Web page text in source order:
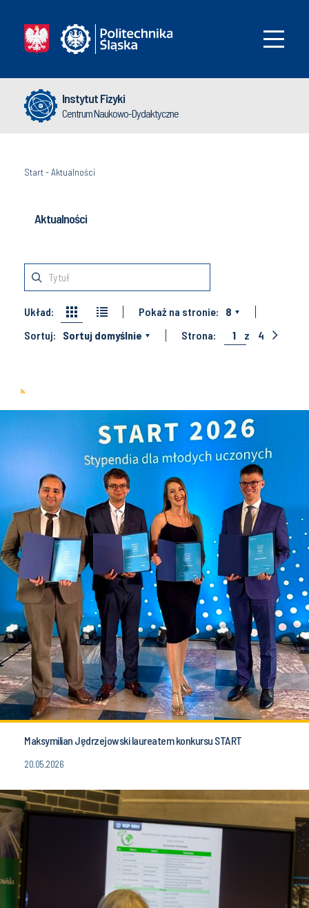
Instytut Fizyki
Centrum Naukowo-Dydaktyczne
Start-Aktualności
Aktualności
Układ: Pokaż na stronie:
8
Sortuj:
Sortuj domyślnie Strona: 1 z 4
Maksymilian Jędrzejowski laureatem konkursu START
20.05.2026